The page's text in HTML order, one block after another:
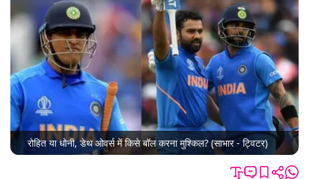
रोहित या धोनी, डेथ ओवर्स में किसे बॉल करना मुश्किल? (साभार - ट्विटर)